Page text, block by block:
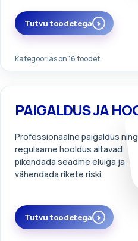
Kategoorias on 16 toodet.
Tutvu toodetega
PAIGALDUS JA
Professionaalne paigaldus ning
regulaarne hooldus aitavad
pikendada seadme eluiga ja
vähendada rikete riski.
Tutvu toodetega